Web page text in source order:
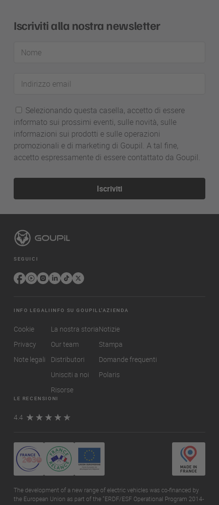
Iscriviti alla nostra newsletter
Nome
Indirizzo
email
Selezionando questa casella, accetto di essere
informato sui prossimi eventi, sulle novità, sulle
informazioni sui prodotti e sulle operazioni
promozionali e di marketing di Goupil. A tal fine,
accetto espressamente di essere contattato da Goupil.
Iscriviti
SEGUICI
INFO LEGALI
Cookie
Privacy
Note legali
INFO SU GOUPIL
La nostra storia
Our team
Distributori
Unisciti a noi
Risorse
L'AZIENDA
Notizie
Stampa
Domande frequenti
Polaris
LE RECENSIONI
4.4
The development of a new range of electric vehicles was co-financed by
the European Union as part of the “ERDF/ESF Operational Program 2014-